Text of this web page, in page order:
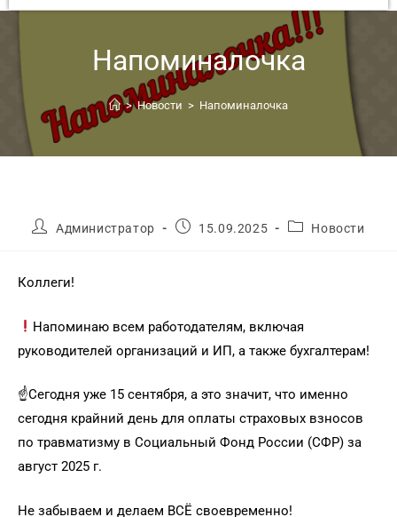
Напоминалочка
> Новости > Напоминалочка
Администратор 15.09.2025 Новости
Коллеги!
Напоминаю всем работодателям, включая
руководителей организаций и ИП, а также бухгалтерам!
☝️Сегодня уже 15 сентября, а это значит, что именно
сегодня крайний день для оплаты страховых взносов
по травматизму в Социальный Фонд России (СФР) за
август 2025 г.
Не забываем и делаем ВСЁ своевременно!